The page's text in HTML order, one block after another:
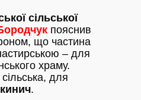
сільської
пояснив
що частина
– для
храму.
для
.